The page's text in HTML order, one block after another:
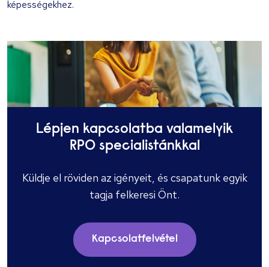
képességekhez.
Lépjen kapcsolatba valamelyik
RPO specialistánkkal
Küldje el röviden az igényeit, és csapatunk egyik
tagja felkeresi Önt.
Kapcsolatfelvétel